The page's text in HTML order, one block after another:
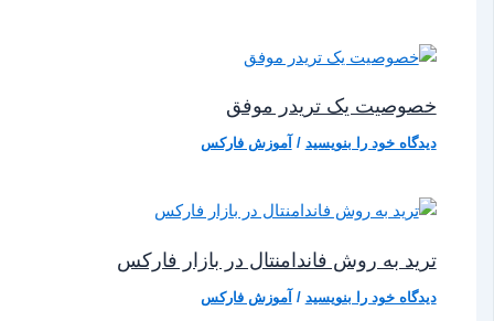
خصوصیت یک تریدر موفق
دیدگاه‌ خود را بنویسید /آموزش فارکس
ترید به روش فاندامنتال در بازار فارکس
دیدگاه‌ خود را بنویسید /آموزش فارکس